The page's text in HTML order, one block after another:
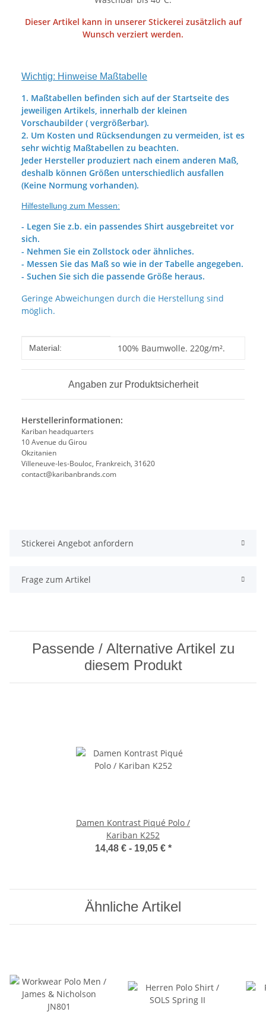
Dieser Artikel kann in unserer Stickerei zusätzlich auf
Wunsch verziert werden.
Wichtig: Hinweise Maßtabelle
1. Maßtabellen befinden sich auf der Startseite des
jeweiligen Artikels, innerhalb der kleinen
Vorschaubilder ( vergrößerbar).
2. Um Kosten und Rücksendungen zu vermeiden, ist es
sehr wichtig Maßtabellen zu beachten.
Jeder Hersteller produziert nach einem anderen Maß,
deshalb können Größen unterschiedlich ausfallen
(Keine Normung vorhanden).
Hilfestellung zum Messen:
- Legen Sie z.b. ein passendes Shirt ausgebreitet vor
sich.
- Nehmen Sie ein Zollstock oder ähnliches.
- Messen Sie das Maß so wie in der Tabelle angegeben.
- Suchen Sie sich die passende Größe heraus.
Geringe Abweichungen durch die Herstellung sind
möglich.
Produkteigenschaft
Wert
Material: 100% Baumwolle. 220g/m².
Angaben zur Produktsicherheit
Herstellerinformationen:
Kariban headquarters
10 Avenue du Girou
Okzitanien
Villeneuve-les-Bouloc, Frankreich, 31620
contact@karibanbrands.com
Stickerei Angebot anfordern
Frage zum Artikel
Passende / Alternative Artikel zu
diesem Produkt
Damen Kontrast Piqué Polo /
Kariban K252
14,48 € - 19,05 € *
Ähnliche Artikel